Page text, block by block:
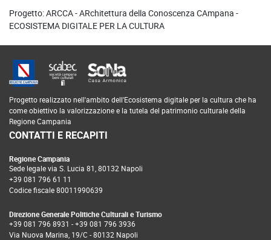
Progetto: ARCCA - ARchitettura della Conoscenza CAmpana -
ECOSISTEMA DIGITALE PER LA CULTURA
Progetto realizzato nell'ambito dell'Ecosistema digitale per la cultura che ha
come obiettivo la valorizzazione e la tutela del patrimonio culturale della
Regione Campania
CONTATTI E RECAPITI
Regione Campania
Sede legale via S. Lucia 81, 80132 Napoli
+39 081 796 61 11
Codice fiscale 80011990639
Direzione Generale Politiche Culturali e Turismo
+39 081 796 8931 -+39 081 796 3936
Via Nuova Marina, 19/C - 80132 Napoli